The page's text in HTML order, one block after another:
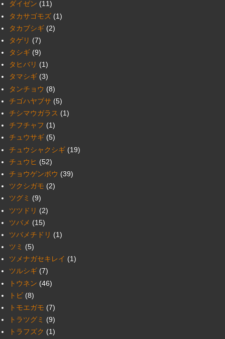
ダイゼン (11)
タカサゴモズ (1)
タカブシギ (2)
タゲリ (7)
タシギ (9)
タヒバリ (1)
タマシギ (3)
タンチョウ (8)
チゴハヤブサ (5)
チシマウガラス (1)
チフチャフ (1)
チュウサギ (5)
チュウシャクシギ (19)
チュウヒ (52)
チョウゲンボウ (39)
ツクシガモ (2)
ツグミ (9)
ツツドリ (2)
ツバメ (15)
ツバメチドリ (1)
ツミ (5)
ツメナガセキレイ (1)
ツルシギ (7)
トウネン (46)
トビ (8)
トモエガモ (7)
トラツグミ (9)
トラフズク (1)